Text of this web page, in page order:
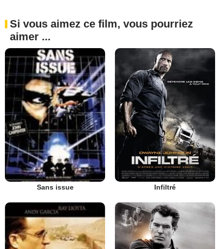
Si vous aimez ce film, vous pourriez
aimer ...
Sans issue Infiltré